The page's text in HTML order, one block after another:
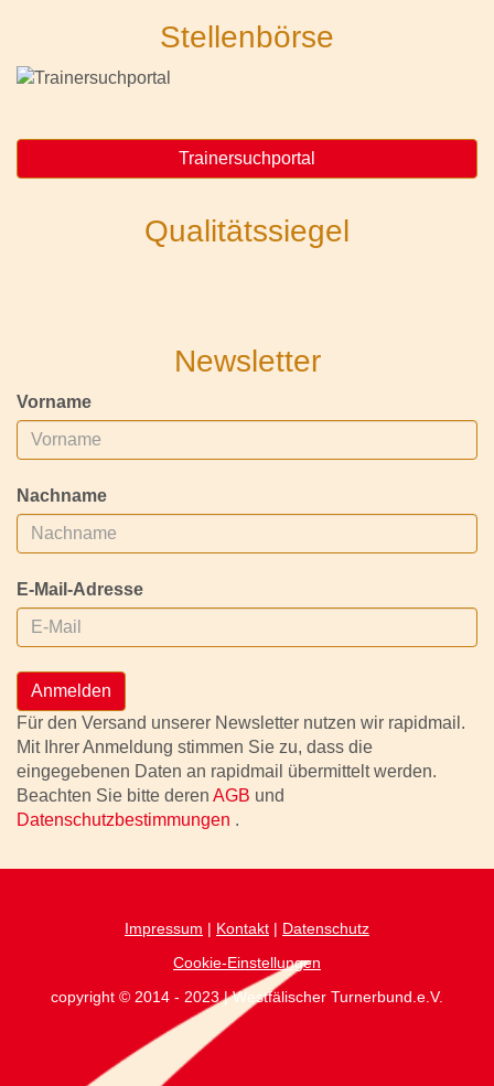
Stellenbörse
Trainersuchportal
Qualitätssiegel
Newsletter
Vorname
Nachname
E-Mail-Adresse
Anmelden
Für den Versand unserer Newsletter nutzen wir rapidmail.
Mit Ihrer Anmeldung stimmen Sie zu, dass die
eingegebenen Daten an rapidmail übermittelt werden.
Beachten Sie bitte deren AGB und
Datenschutzbestimmungen .
Impressum | Kontakt | Datenschutz
Cookie-Einstellungen
copyright © 2014 - 2023 | Westfälischer Turnerbund.e.V.